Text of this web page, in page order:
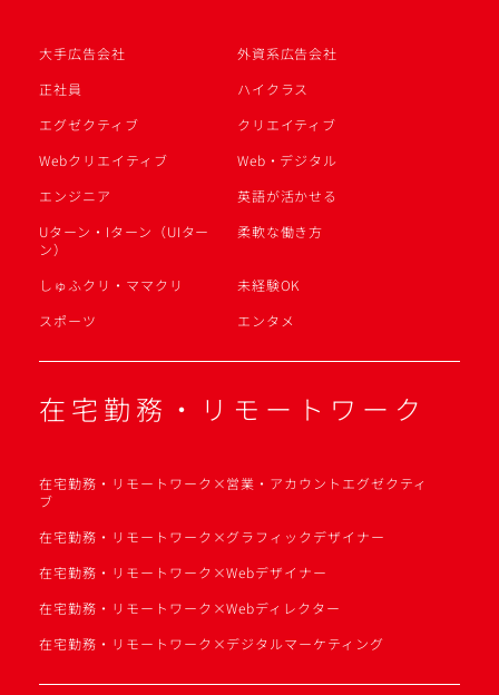
大手広告会社
外資系広告会社
正社員
ハイクラス
エグゼクティブ
クリエイティブ
Webクリエイティブ
Web・デジタル
エンジニア
英語が活かせる
Uターン・Iターン（UIター
ン）
柔軟な働き方
しゅふクリ・ママクリ
未経験OK
スポーツ
エンタメ
在宅勤務・リモートワーク
在宅勤務・リモートワーク×営業・アカウントエグゼクティ
ブ
在宅勤務・リモートワーク×グラフィックデザイナー
在宅勤務・リモートワーク×Webデザイナー
在宅勤務・リモートワーク×Webディレクター
在宅勤務・リモートワーク×デジタルマーケティング